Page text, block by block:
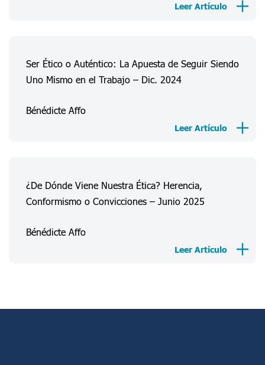
Experiencias Consumidor
Proyectos
Acceso Registro
Leer Artículo
Ser Ético o Auténtico: La Apuesta de Seguir Siendo
Uno Mismo en el Trabajo – Dic. 2024
Bénédicte Affo
Leer Artículo
¿De Dónde Viene Nuestra Ética? Herencia,
Conformismo o Convicciones – Junio 2025
Bénédicte Affo
Leer Artículo